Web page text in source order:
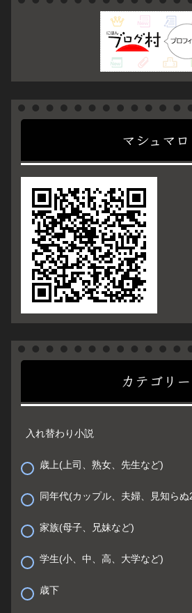
マシュマロ
カテゴリー
入れ替わり小説
歳上(上司、熟女、先生など)
同年代(カップル、夫婦、見知らぬ
家族(母子、兄妹など)
学生(小、中、高、大学など)
歳下